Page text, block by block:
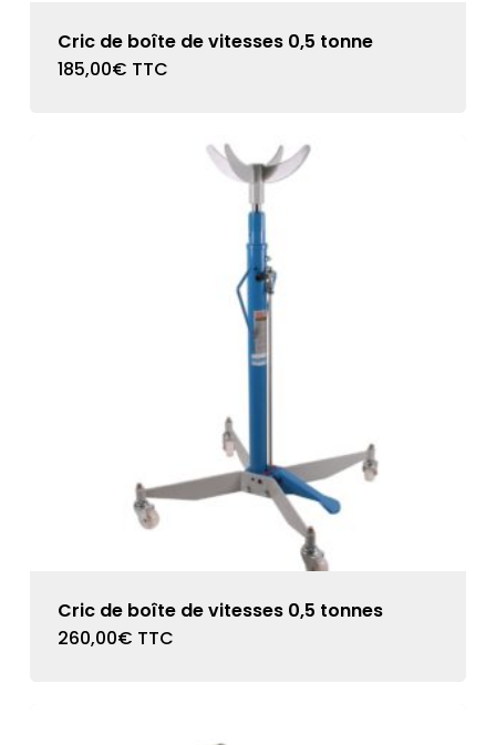
Cric de boîte de vitesses 0,5 tonne
185,00€ TTC
Cric de boîte de vitesses 0,5 tonnes
260,00€ TTC